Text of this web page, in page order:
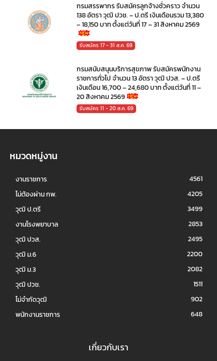
กรมสรรพากร รับสมัครลูกจ้างชั่วคราว จำนวน
138 อัตรา วุฒิ ปวช. – ป.ตรี เงินเดือนรวม 13,380
– 18,150 บาท ตั้งแต่วันที่ 17 – 31 สิงหาคม 2569
รับสมัคร 17 - 31 ส.ค. 69
กรมสนับสนุนบริการสุขภาพ รับสมัครพนักงาน
ราชการทั่วไป จำนวน 13 อัตรา วุฒิ ปวส. – ป.ตรี
เงินเดือน 16,700 – 24,680 บาท ตั้งแต่วันที่ 11 –
20 สิงหาคม 2569
รับสมัคร 11 - 20 ส.ค. 69
หมวดหมู่งาน
งานราชการ
4561
ไม่ต้องผ่าน กพ.
4205
วุฒิ ป.ตรี
3499
งานโรงพยาบาล
2853
วุฒิ ปวส.
2495
วุฒิ ม.6
2200
วุฒิ ม.3
2082
วุฒิ ปวช.
1511
ไม่จำกัดวุฒิ
902
พนักงานราชการ
648
เกี่ยวกับเรา